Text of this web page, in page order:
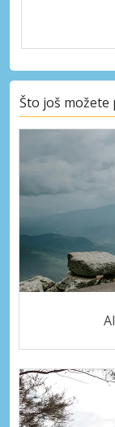
Što još možete